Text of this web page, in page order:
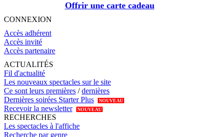
Offrir une carte cadeau
CONNEXION
Accès adhérent
Accès invité
Accès partenaire
ACTUALITÉS
Fil d'actualité
Les nouveaux spectacles sur le site
Ce sont leurs premières /dernières
Dernières soirées Starter Plus
NOUVEAU
Recevoir la newsletter NOUVEAU
RECHERCHES
Les spectacles à l'affiche
Recherche par genre